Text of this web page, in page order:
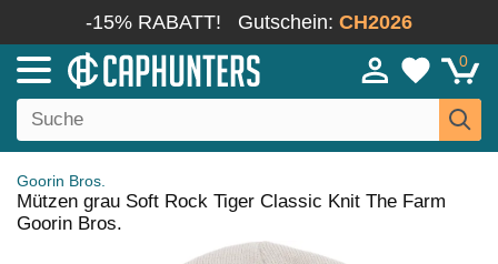
-15% RABATT! Gutschein: CH2026
0
Goorin Bros.
Mützen grau Soft Rock Tiger Classic Knit The Farm
Goorin Bros.